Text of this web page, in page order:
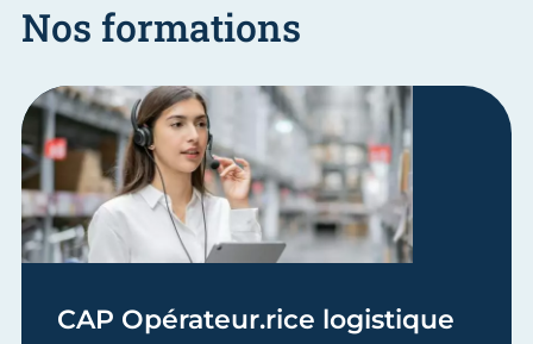
Nos formations
CAP Opérateur.rice logistique